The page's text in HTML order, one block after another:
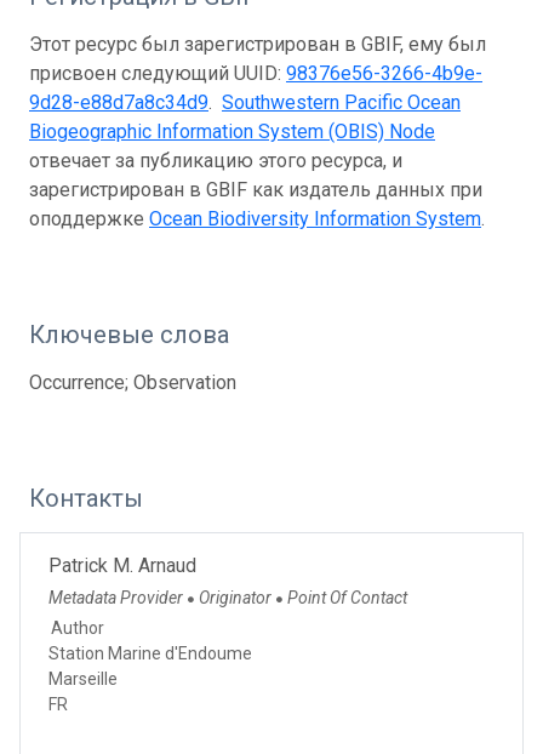
Этот ресурс был зарегистрирован в GBIF, ему был
присвоен следующий UUID: 98376e56-3266-4b9e-
9d28-e88d7a8c34d9. Southwestern Pacific Ocean
Biogeographic Information System (OBIS) Node
отвечает за публикацию этого ресурса, и
зарегистрирован в GBIF как издатель данных при
оподдержке Ocean Biodiversity Information System.
Ключевые слова
Occurrence; Observation
Контакты
Patrick M. Arnaud
Metadata Provider ● Originator ● Point Of Contact
Author
Station Marine d'Endoume
Marseille
FR